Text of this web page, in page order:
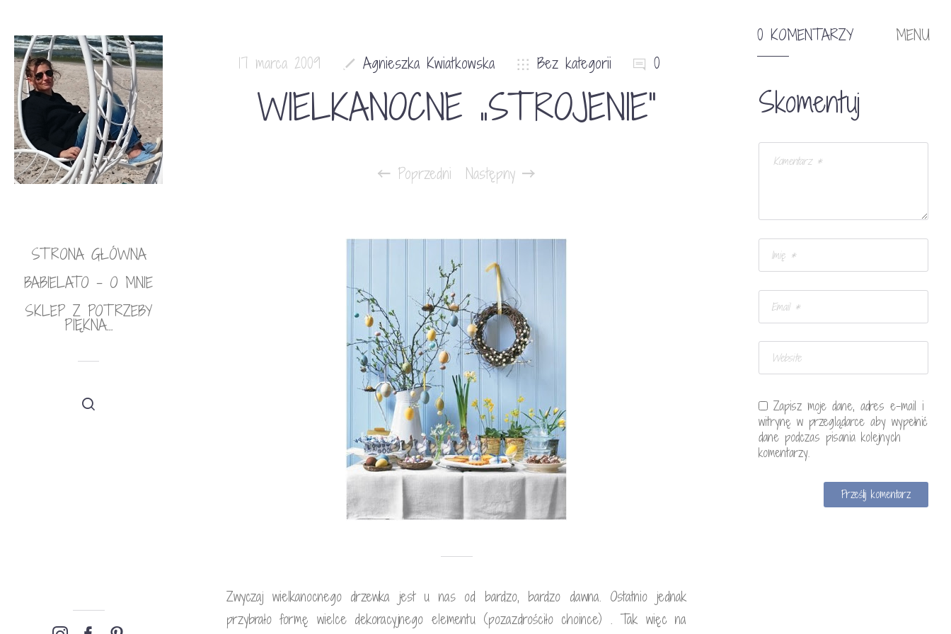
STRONA GŁÓWNA
BABIELATO – O MNIE
SKLEP Z POTRZEBY
PIĘKNA…
17 marca 2009 Agnieszka Kwiatkowska Bez kategorii 0
WIELKANOCNE „STROJENIE”
Poprzedni Następny
Zwyczaj wielkanocnego drzewka jest u nas od bardzo, bardzo dawna. Ostatnio jednak
przybrało formę wielce dekoracyjnego elementu (pozazdrościło choince) . Tak więc na
0 KOMENTARZY MENU
Skomentuj
Zapisz moje dane, adres e-mail i
witrynę w przeglądarce aby wypełnić
dane podczas pisania kolejnych
komentarzy.